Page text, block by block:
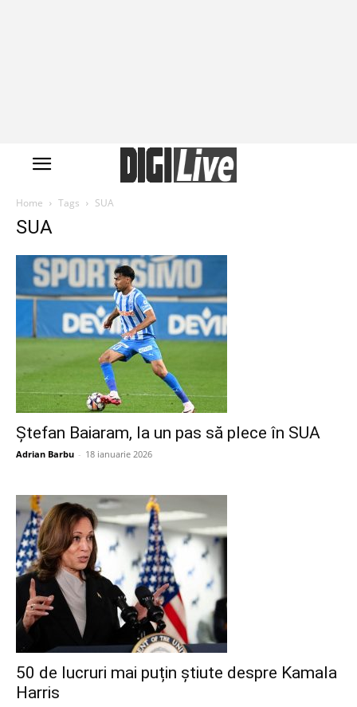
Home Tags SUA
SUA
Ştefan Baiaram, la un pas să plece în SUA
Adrian Barbu - 18 ianuarie 2026
50 de lucruri mai puțin știute despre Kamala
Harris